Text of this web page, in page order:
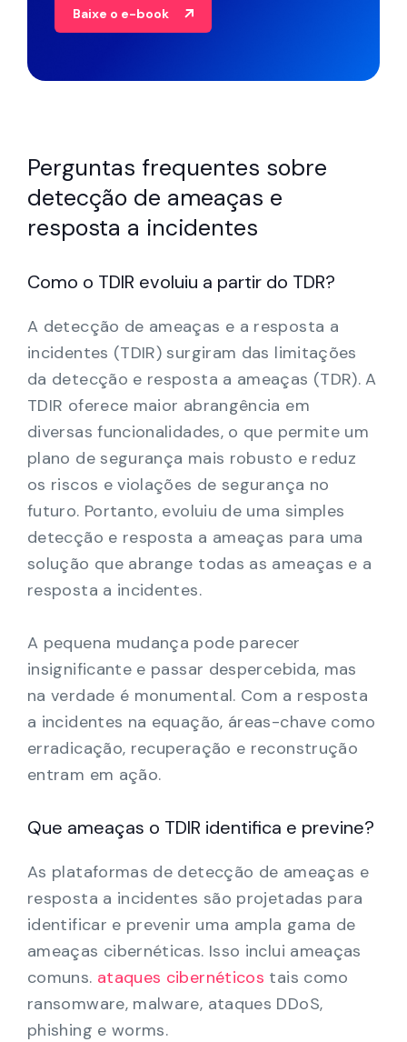
Baixe o e-book
Perguntas frequentes sobre
detecção de ameaças e
resposta a incidentes
Como o TDIR evoluiu a partir do TDR?
A detecção de ameaças e a resposta a
incidentes (TDIR) surgiram das limitações
da detecção e resposta a ameaças (TDR). A
TDIR oferece maior abrangência em
diversas funcionalidades, o que permite um
plano de segurança mais robusto e reduz
os riscos e violações de segurança no
futuro. Portanto, evoluiu de uma simples
detecção e resposta a ameaças para uma
solução que abrange todas as ameaças e a
resposta a incidentes.
A pequena mudança pode parecer
insignificante e passar despercebida, mas
na verdade é monumental. Com a resposta
a incidentes na equação, áreas-chave como
erradicação, recuperação e reconstrução
entram em ação.
Que ameaças o TDIR identifica e previne?
As plataformas de detecção de ameaças e
resposta a incidentes são projetadas para
identificar e prevenir uma ampla gama de
ameaças cibernéticas. Isso inclui ameaças
comuns. ataques cibernéticos tais como
ransomware, malware, ataques DDoS,
phishing e worms.